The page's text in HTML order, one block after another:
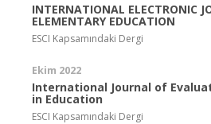
INTERNATIONAL ELECTRONIC
ELEMENTARY EDUCATION
ESCI Kapsamındaki Dergi
Ekim 2022
International Journal of
in Education
ESCI Kapsamındaki Dergi